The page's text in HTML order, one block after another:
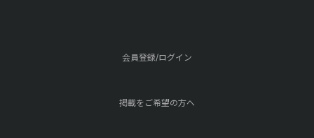
会員登録/ログイン
掲載をご希望の方へ